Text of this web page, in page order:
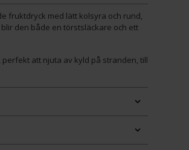
fruktdryck med lätt kolsyra och rund,
den både en törstsläckare och ett
att njuta av kyld på stranden, till